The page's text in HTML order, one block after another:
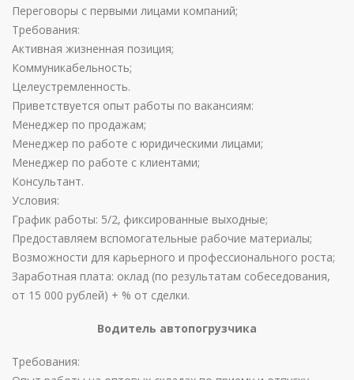
Переговоры с первыми лицами компаний;
Требования:
Активная жизненная позиция;
Коммуникабельность;
Целеустремленность.
Приветствуется опыт работы по вакансиям:
Менеджер по продажам;
Менеджер по работе с юридическими лицами;
Менеджер по работе с клиентами;
Консультант.
Условия:
График работы: 5/2‚ фиксированные выходные;
Предоставляем вспомогательные рабочие материалы;
Возможности для карьерного и профессионального роста;
Заработная плата: оклад (по результатам собеседования,
от 15 000 рублей) + % от сделки.
Водитель автопогрузчика
Требования: